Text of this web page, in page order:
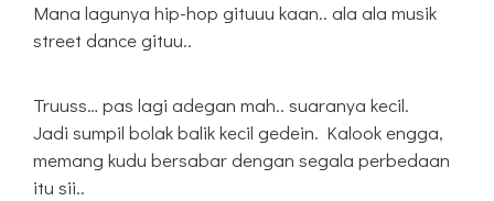
Mana lagunya hip-hop gituuu kaan.. ala ala musik
street dance gituu..
Truuss… pas lagi adegan mah.. suaranya kecil.
Jadi sumpil bolak balik kecil gedein. Kalook engga,
memang kudu bersabar dengan segala perbedaan
itu sii..